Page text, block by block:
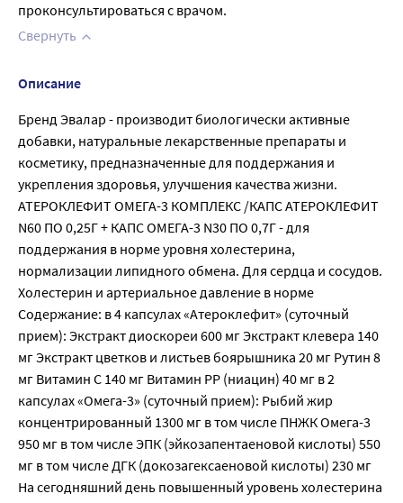
проконсультироваться с врачом.
Свернуть
Описание
Бренд Эвалар - производит биологически активные
добавки, натуральные лекарственные препараты и
косметику, предназначенные для поддержания и
укрепления здоровья, улучшения качества жизни.
АТЕРОКЛЕФИТ ОМЕГА-3 КОМПЛЕКС /КАПС АТЕРОКЛЕФИТ
N60 ПО 0,25Г + КАПС ОМЕГА-3 N30 ПО 0,7Г - для
поддержания в норме уровня холестерина,
нормализации липидного обмена. Для сердца и сосудов.
Холестерин и артериальное давление в норме
Содержание: в 4 капсулах «Атероклефит» (суточный
прием): Экстракт диоскореи 600 мг Экстракт клевера 140
мг Экстракт цветков и листьев боярышника 20 мг Рутин 8
мг Витамин С 140 мг Витамин РР (ниацин) 40 мг в 2
капсулах «Омега-3» (суточный прием): Рыбий жир
концентрированный 1300 мг в том числе ПНЖК Омега-3
950 мг в том числе ЭПК (эйкозапентаеновой кислоты) 550
мг в том числе ДГК (докозагексаеновой кислоты) 230 мг
На сегодняшний день повышенный уровень холестерина